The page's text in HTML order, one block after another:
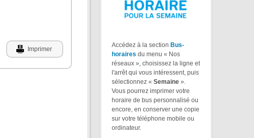
Imprimer
Accédez à la section Bus-
horaires du menu « Nos
réseaux », choisissez la ligne et
l'arrêt qui vous intéressent, puis
sélectionnez « Semaine ».
Vous pourrez imprimer votre
horaire de bus personnalisé ou
encore, en conserver une copie
sur votre téléphone mobile ou
ordinateur.